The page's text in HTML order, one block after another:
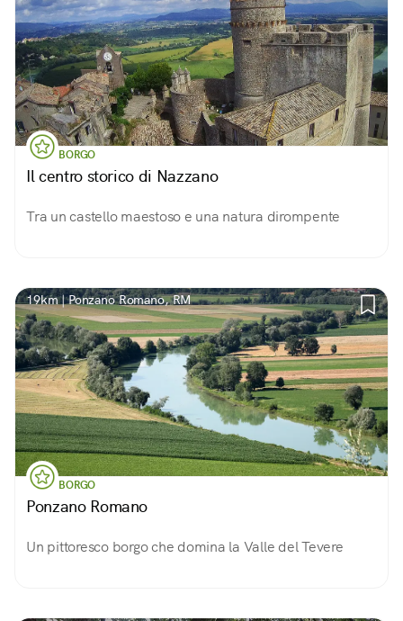
BORGO
Il centro storico di Nazzano
Tra un castello maestoso e una natura dirompente
19km | Ponzano Romano, RM
BORGO
Ponzano Romano
Un pittoresco borgo che domina la Valle del Tevere